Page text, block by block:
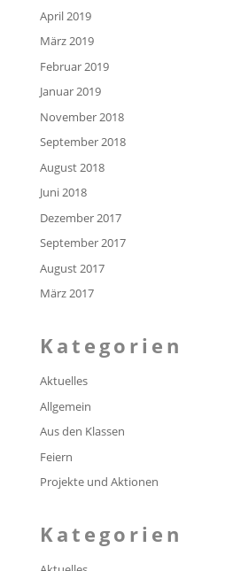
April 2019
März 2019
Februar 2019
Januar 2019
November 2018
September 2018
August 2018
Juni 2018
Dezember 2017
September 2017
August 2017
März 2017
Kategorien
Aktuelles
Allgemein
Aus den Klassen
Feiern
Projekte und Aktionen
Kategorien